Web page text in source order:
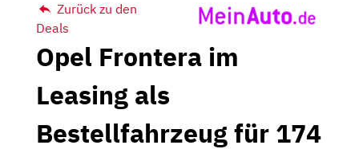
Zurück zu den
Deals
Opel Frontera im
Leasing als
Bestellfahrzeug für 174